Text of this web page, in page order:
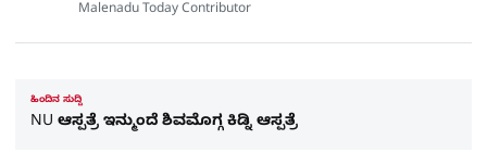
Malenadu Today Contributor
ಹಿಂದಿನ ಸುದ್ದಿ
NU ಆಸ್ಪತ್ರೆ ಇನ್ಮುಂದೆ ಶಿವಮೊಗ್ಗ ಕಿಡ್ನಿ ಆಸ್ಪತ್ರೆ